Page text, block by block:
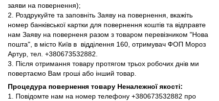
заяви на повернення);
2. Роздрукуйте та заповніть Заяву на повернення, вкажіть
номер банківської картки для повернення коштів та відправте
нам Заяву на поверненя разом з товаром перевізником "Нова
пошта", в місто Київ в відділення 160, отримувач ФОП Мороз
Артур, тел. +380673532882.
3. Після отримання товару протягом трьох робочих днів ми
повертаємо Вам гроші або інший товар.
Процедура повернення товару Неналежної якості:
1. Повідомте нам на номер телефону +380673532882 про